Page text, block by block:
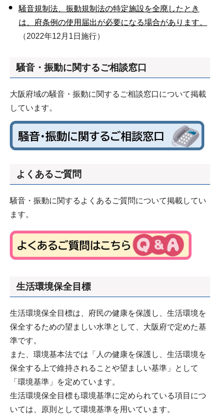
騒音規制法、振動規制法の特定施設を全廃したとき
は、府条例の使用届出が必要になる場合があります。
（2022年12月1日施行）
騒音・振動に関するご相談窓口
大阪府域の騒音・振動に関するご相談窓口について掲載
しています。
よくあるご質問
騒音・振動に関するよくあるご質問について掲載してい
ます。
生活環境保全目標
生活環境保全目標は、府民の健康を保護し、生活環境を
保全するための望ましい水準として、大阪府で定めた基
準です。
また、環境基本法では「人の健康を保護し、生活環境を
保全する上で維持されることや望ましい基準」として
「環境基準」を定めています。
生活環境保全目標も環境基準に定められている項目につ
いては、原則として環境基準を用いています。